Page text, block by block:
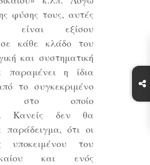
φύσης τους, αυτές
είναι εξίσου
σε κάθε κλάδο του
και συστηματική
παραμένει η ίδια
το συγκεκριμένο
στο οποίο
Κανείς δεν θα
παράδειγμα, ότι οι
υποκειμένου του
και ενός